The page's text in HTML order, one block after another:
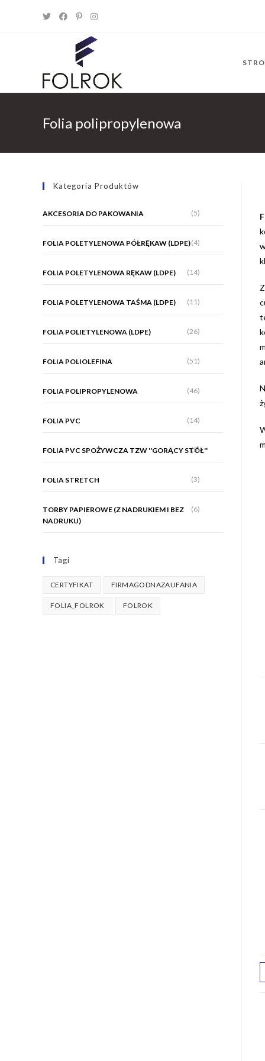
Folia polipropylenowa
Kategoria Produktów
AKCESORIA DO PAKOWANIA (5)
FOLIA POLETYLENOWA PÓŁRĘKAW (LDPE)(4)
FOLIA POLETYLENOWA RĘKAW (LDPE) (14)
FOLIA POLETYLENOWA TAŚMA (LDPE) (11)
FOLIA POLIETYLENOWA (LDPE) (26)
FOLIA POLIOLEFINA (51)
FOLIA POLIPROPYLENOWA (46)
FOLIA PVC (14)
FOLIA PVC SPOŻYWCZA TZW ''GORĄCY STÓŁ''
(5)
FOLIA STRETCH (3)
TORBY PAPIEROWE (Z NADRUKIEM I BEZ
NADRUKU)
(6)
Tagi
CERTYFIKAT FIRMAGODNAZAUFANIA
FOLIA_FOLROK FOLROK